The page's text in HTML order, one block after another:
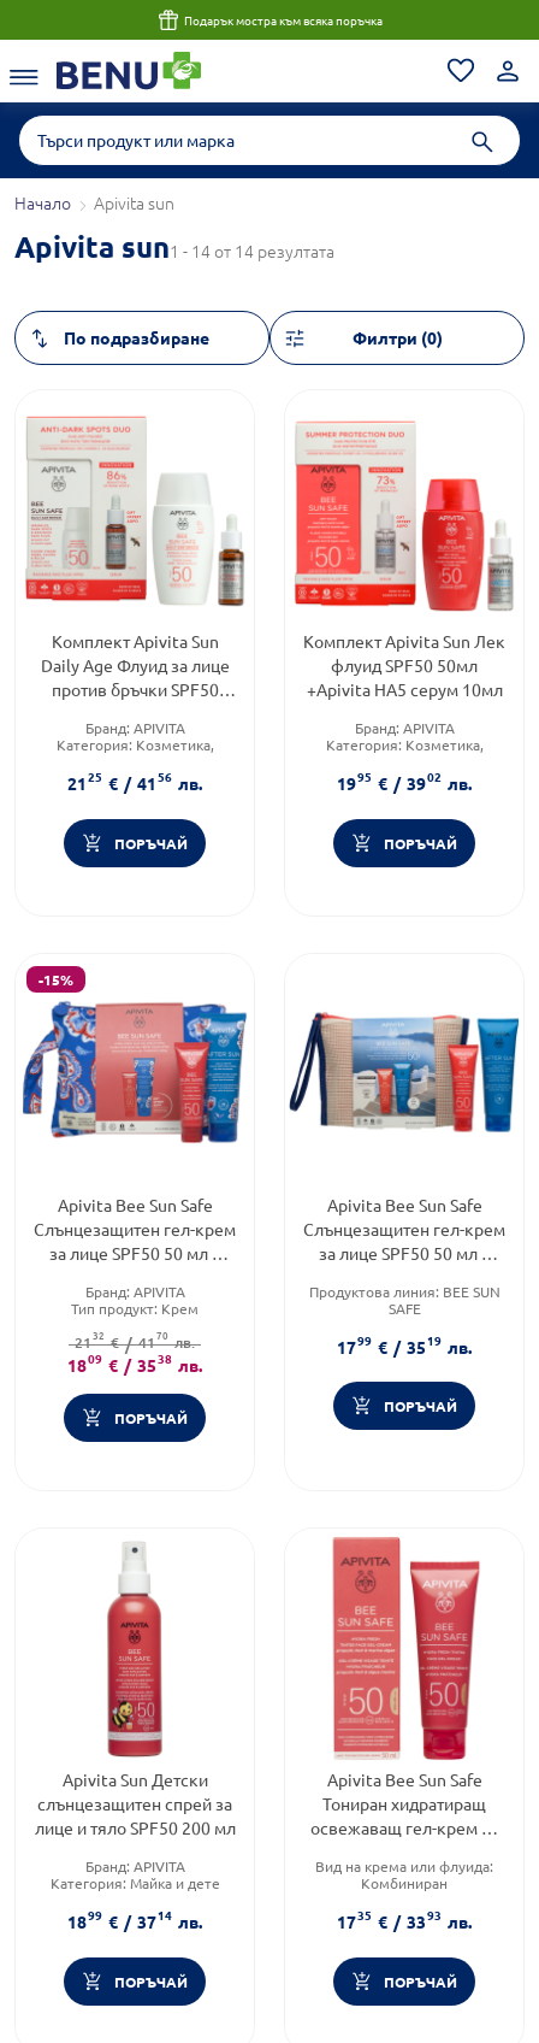
Подарък мостра към всяка поръчка
Начало Apivita sun
Apivita sun1 - 14 от 14 резултата
Филтри (0)
Комплект Apivita Sun
Daily Age Флуид за лице
против бръчки SPF50
10мл
Бранд: APIVITA
Категория: Козметика,
Продуктова линия:SUN
2125 € / 4156 лв.
ПОРЪЧАЙ
Комплект Apivita Sun Лек
флуид SPF50 50мл
+Apivita HA5 серум 10мл
Бранд: APIVITA
Категория: Козметика,
Продуктова линия:SUN
1995 € / 3902 лв.
ПОРЪЧАЙ
-15%
Apivita Bee Sun Safe
Слънцезащитен гел-крем
за лице SPF50 50 мл +
100мл
Бранд: APIVITA
Тип продукт: Крем
комплект
2132 € / 4170 лв.
1809 € / 3538 лв.
ПОРЪЧАЙ
Apivita Bee Sun Safe
Слънцезащитен гел-крем
за лице SPF50 50 мл +
100мл
Продуктова линия: BEE SUN
SAFE
Форма на продукта:
комплект
1799 € / 3519 лв.
ПОРЪЧАЙ
Apivita Sun Детски
слънцезащитен спрей за
лице и тяло SPF50 200 мл
Бранд: APIVITA
Категория: Майка и дете
1899 € / 3714 лв.
ПОРЪЧАЙ
Apivita Bee Sun Safe
Тониран хидратиращ
освежаващ гел-крем за
Вид на крема или флуида:
Комбиниран
SAFE
Тип козметика:Натурална
1735 € / 3393 лв.
ПОРЪЧАЙ